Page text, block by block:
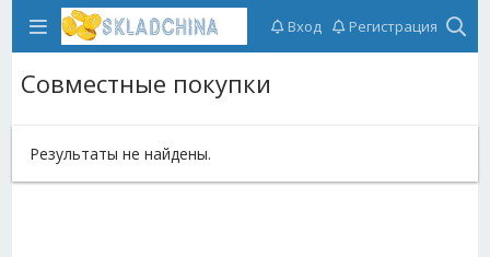
Вход Регистрация
Совместные покупки
Результаты не найдены.